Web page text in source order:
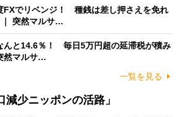
FXでリベンジ！ 種銭は差し押さえを免れ
｜ 突然マルサ…
んと14.6％！ 毎日5万円超の延滞税が積み
然マルサ…
一覧を見る
少ニッポンの活路」